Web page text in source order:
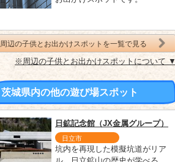
周辺の子供とお出かけスポットを一覧で見る
※周辺の子供とお出かけスポットについて ▼
茨城県内の他の遊び場スポット
日鉱記念館（JX金属グループ）
日立市
坑内を再現した模擬坑道がリア